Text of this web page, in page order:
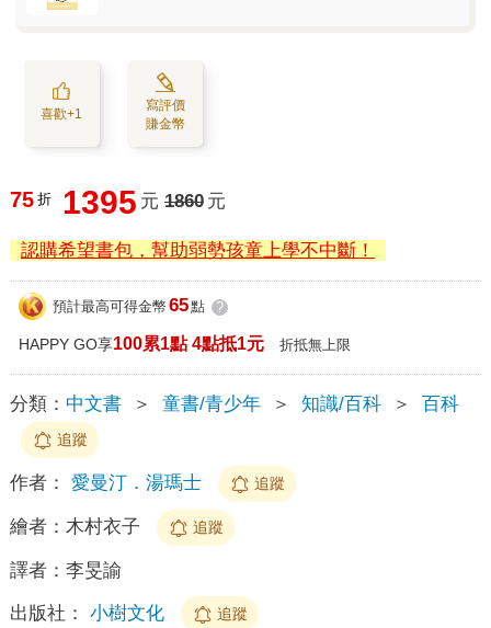
喜歡+1
寫評價
賺金幣
75 折 1395 元 1860 元
認購希望書包，幫助弱勢孩童上學不中斷！
預計最高可得金幣 65點 ?
HAPPY GO享100累1點 4點抵1元 折抵無上限
分類： 中文書 ＞ 童書/青少年 ＞ 知識/百科 ＞ 百科
追蹤
作者： 愛曼汀．湯瑪士 追蹤
繪者： 木村衣子 追蹤
譯者： 李旻諭
出版社： 小樹文化 追蹤